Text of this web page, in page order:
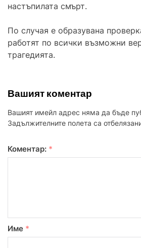
настъпилата смърт.
По случая е образувана
работят по всички възможни
трагедията.
Вашият коментар
Вашият имейл адрес няма да бъде
Задължителните полета са
Коментар: *
Име *